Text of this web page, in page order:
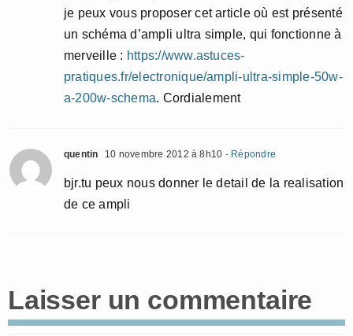
je peux vous proposer cet article où est présenté
un schéma d’ampli ultra simple, qui fonctionne à
merveille : https://www.astuces-
pratiques.fr/electronique/ampli-ultra-simple-50w-
a-200w-schema. Cordialement
quentin 10 novembre 2012 à 8h10 - Répondre
bjr.tu peux nous donner le detail de la realisation
de ce ampli
Laisser un commentaire